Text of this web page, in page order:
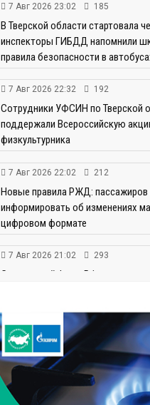
7 Авг 2026 23:02 185
В Тверской области стартовала
инспекторы ГИБДД напомнили
правила безопасности в
7 Авг 2026 22:32 192
Сотрудники УФСИН по Тверской
поддержали Всероссийскую
физкультурника
7 Авг 2026 22:02 212
Новые правила РЖД: пассажиров
информировать об изменениях
цифровом формате
7 Авг 2026 21:02 293
Социальный фонд РФ представил
7 Авг 2026 20:02
Как питаться, чтобы мозг
рекомендации фитнес ‑
Семина